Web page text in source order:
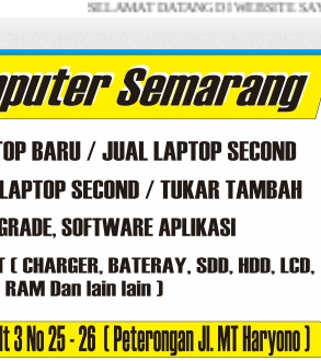
SELAMAT DATANG DI WEBSITE SAYA ...